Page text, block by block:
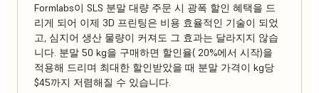
Formlabs이 SLS 분말 대량 주문 시 광폭 할인 혜택을 드
리게 되어 이제 3D 프린팅은 비용 효율적인 기술이 되었
고, 심지어 생산 물량이 커져도 그 효과는 달라지지 않습
니다. 분말 50 kg을 구매하면 할인율( 20%에서 시작)을
적용해 드리며 최대한 할인받았을 때 분말 가격이 kg당
$45까지 저렴해질 수 있습니다.